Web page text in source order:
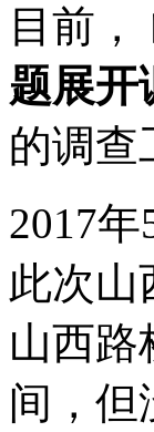
目前，
题展开
的调查
2017
此次山
山西路
间，但